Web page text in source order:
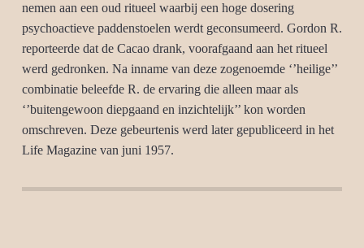
nemen aan een oud ritueel waarbij een hoge dosering
psychoactieve paddenstoelen werdt geconsumeerd. Gordon R.
reporteerde dat de Cacao drank, voorafgaand aan het ritueel
werd gedronken. Na inname van deze zogenoemde ‘’heilige’’
combinatie beleefde R. de ervaring die alleen maar als
‘’buitengewoon diepgaand en inzichtelijk’’ kon worden
omschreven. Deze gebeurtenis werd later gepubliceerd in het
Life Magazine van juni 1957.